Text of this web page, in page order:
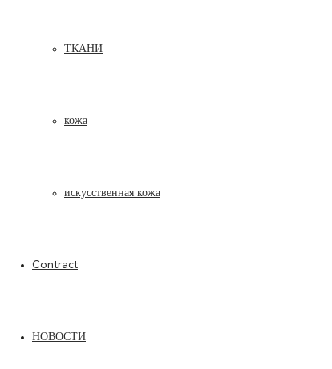
ТКАНИ
кожа
искусственная кожа
Contract
НОВОСТИ